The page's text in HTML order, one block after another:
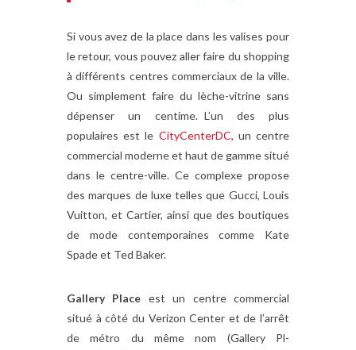
Si vous avez de la place dans les valises pour
le retour, vous pouvez aller faire du shopping
à différents centres commerciaux de la ville.
Ou simplement faire du lèche-vitrine sans
dépenser un centime. L’un des plus
populaires est le CityCenterDC, un centre
commercial moderne et haut de gamme situé
dans le centre-ville. Ce complexe propose
des marques de luxe telles que Gucci, Louis
Vuitton, et Cartier, ainsi que des boutiques
de mode contemporaines comme Kate
Spade et Ted Baker.
Gallery Place est un centre commercial
situé à côté du Verizon Center et de l’arrêt
de métro du même nom (Gallery Pl-